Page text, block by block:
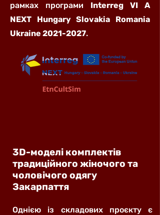
рамках програми Interreg VI A
NEXT Hungary Slovakia Romania
Ukraine 2021-2027.
3D-моделі комплектів
традиційного жіночого та
чоловічого одягу
Закарпаття
Однією із складових проєкту є